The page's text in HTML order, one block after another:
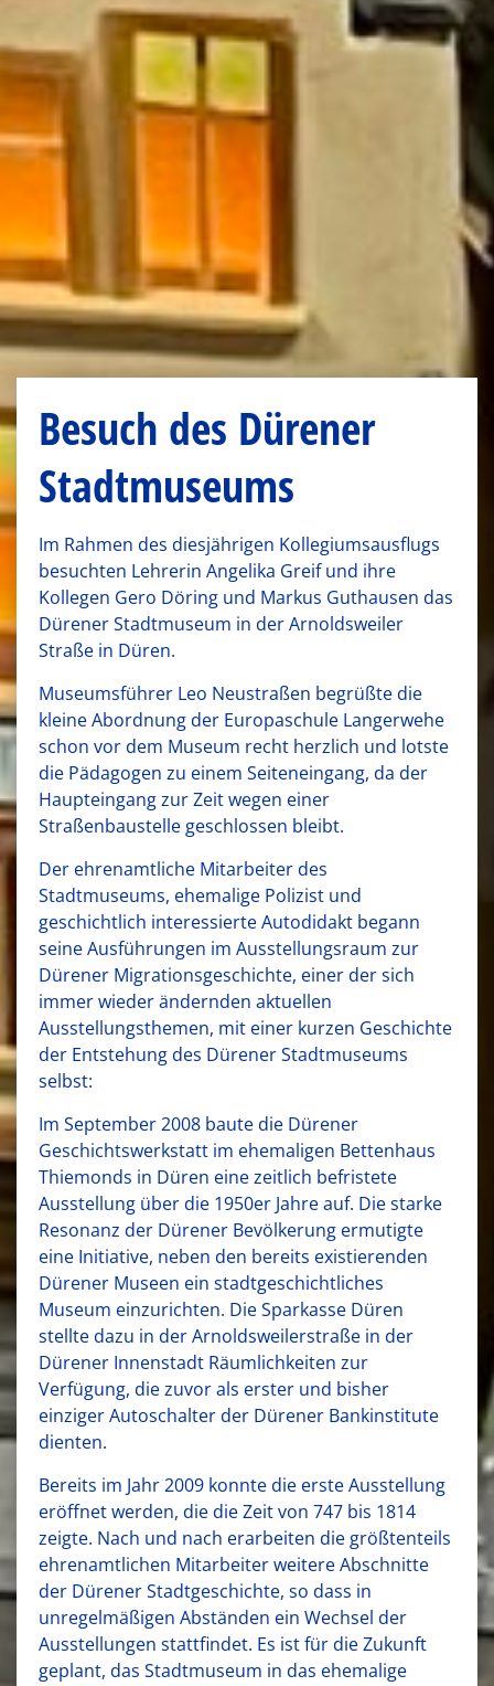
Besuch des Dürener
Stadtmuseums
Im Rahmen des diesjährigen Kollegiumsausflugs
besuchten Lehrerin Angelika Greif und ihre
Kollegen Gero Döring und Markus Guthausen das
Dürener Stadtmuseum in der Arnoldsweiler
Straße in Düren.
Museumsführer Leo Neustraßen begrüßte die
kleine Abordnung der Europaschule Langerwehe
schon vor dem Museum recht herzlich und lotste
die Pädagogen zu einem Seiteneingang, da der
Haupteingang zur Zeit wegen einer
Straßenbaustelle geschlossen bleibt.
Der ehrenamtliche Mitarbeiter des
Stadtmuseums, ehemalige Polizist und
geschichtlich interessierte Autodidakt begann
seine Ausführungen im Ausstellungsraum zur
Dürener Migrationsgeschichte, einer der sich
immer wieder ändernden aktuellen
Ausstellungsthemen, mit einer kurzen Geschichte
der Entstehung des Dürener Stadtmuseums
selbst:
Im September 2008 baute die Dürener
Geschichtswerkstatt im ehemaligen Bettenhaus
Thiemonds in Düren eine zeitlich befristete
Ausstellung über die 1950er Jahre auf. Die starke
Resonanz der Dürener Bevölkerung ermutigte
eine Initiative, neben den bereits existierenden
Dürener Museen ein stadtgeschichtliches
Museum einzurichten. Die Sparkasse Düren
stellte dazu in der Arnoldsweilerstraße in der
Dürener Innenstadt Räumlichkeiten zur
Verfügung, die zuvor als erster und bisher
einziger Autoschalter der Dürener Bankinstitute
dienten.
Bereits im Jahr 2009 konnte die erste Ausstellung
eröffnet werden, die die Zeit von 747 bis 1814
zeigte. Nach und nach erarbeiten die größtenteils
ehrenamtlichen Mitarbeiter weitere Abschnitte
der Dürener Stadtgeschichte, so dass in
unregelmäßigen Abständen ein Wechsel der
Ausstellungen stattfindet. Es ist für die Zukunft
geplant, das Stadtmuseum in das ehemalige